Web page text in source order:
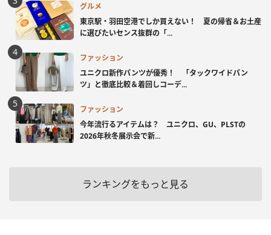
グルメ
東京駅・羽田空港でしか買えない！ 夏の帰省＆お土産
に選びたいセンス抜群の「...
ファッション
ユニクロ新作パンツが優秀！ 「タックワイドパン
ツ」と徹底比較＆着回しコーデ...
ファッション
今年流行るアイテムは？ ユニクロ、GU、PLSTの
2026年秋冬展示会で新...
ランキングをもっと見る